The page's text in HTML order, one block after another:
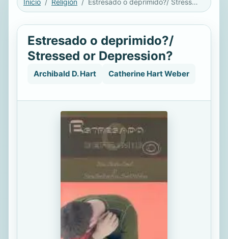
Inicio Religión Estresado o deprimido?/ Stressed or Depression?
Estresado o deprimido?/
Stressed or Depression?
Archibald D. Hart Catherine Hart Weber